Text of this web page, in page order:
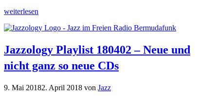
weiterlesen
Jazzology Playlist 180402 – Neue und
nicht ganz so neue CDs
9. Mai 20182. April 2018 von Jazz